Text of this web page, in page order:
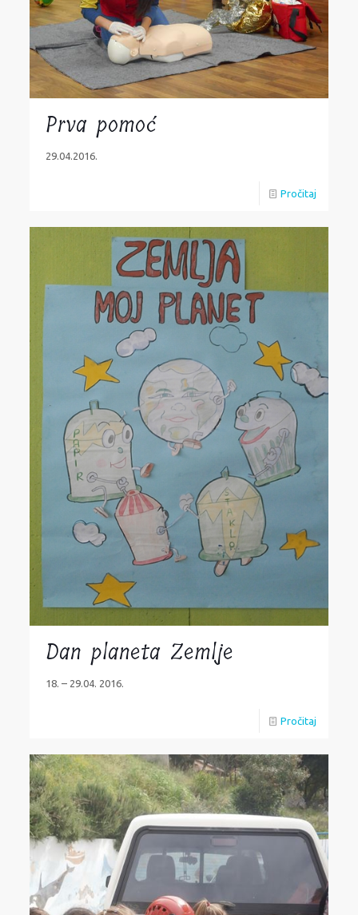
Prva pomoć
29.04.2016.
Pročitaj
Dan planeta Zemlje
18. – 29.04. 2016.
Pročitaj